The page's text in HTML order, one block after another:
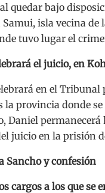
quedar bajo
isla vecina de
tuvo lugar el
el juicio, en
en el Tribunal
la provincia donde
Daniel permanecerá
juicio en la prisión
Sancho y confesión
cargos a los que se